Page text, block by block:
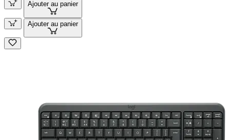
Ajouter au panier
Ajouter au panier